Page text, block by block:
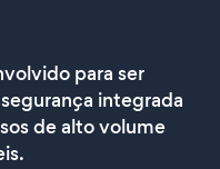
para ser
integrada
de alto volume